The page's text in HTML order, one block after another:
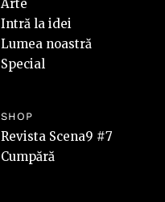
Arte
Intră la idei
Lumea noastră
Special
SHOP
Revista Scena9 #7
Cumpără